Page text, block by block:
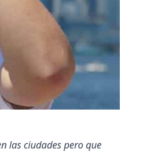
las ciudades pero que